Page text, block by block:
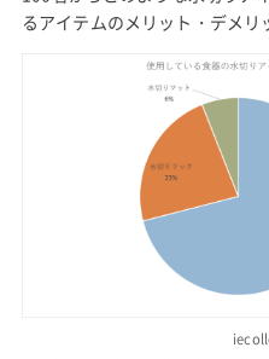
るアイテムのメリット・デメリ